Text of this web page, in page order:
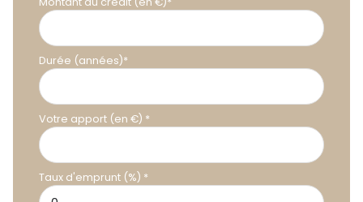
Durée (années)*
Votre apport (en €) *
Taux d'emprunt (%) *